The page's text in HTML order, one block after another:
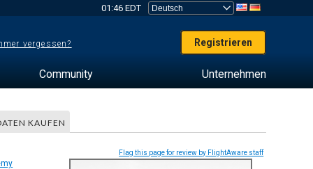
01:46 EDT
vergessen? Registrieren
Community Unternehmen
KAUFEN
Flag this page for review by FlightAware staff